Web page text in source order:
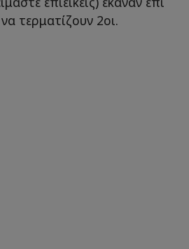
τερματίζουν 2οι.